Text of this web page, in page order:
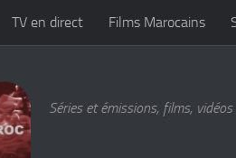
TV en direct Films Marocains
Séries et émissions, films,